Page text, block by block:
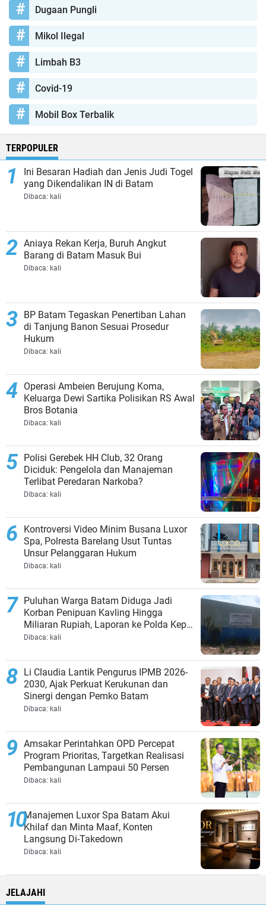
Dugaan Pungli
Mikol Ilegal
Limbah B3
Covid-19
Mobil Box Terbalik
TERPOPULER
Ini Besaran Hadiah dan Jenis Judi Togel
yang Dikendalikan IN di Batam
Dibaca: kali
Aniaya Rekan Kerja, Buruh Angkut
Barang di Batam Masuk Bui
Dibaca: kali
BP Batam Tegaskan Penertiban Lahan
di Tanjung Banon Sesuai Prosedur
Hukum
Dibaca: kali
Operasi Ambeien Berujung Koma,
Keluarga Dewi Sartika Polisikan RS Awal
Bros Botania
Dibaca: kali
Polisi Gerebek HH Club, 32 Orang
Diciduk: Pengelola dan Manajeman
Terlibat Peredaran Narkoba?
Dibaca: kali
Kontroversi Video Minim Busana Luxor
Spa, Polresta Barelang Usut Tuntas
Unsur Pelanggaran Hukum
Dibaca: kali
Puluhan Warga Batam Diduga Jadi
Korban Penipuan Kavling Hingga
Miliaran Rupiah, Laporan ke Polda Kepri
Jalan di Tempat?
Dibaca: kali
Li Claudia Lantik Pengurus IPMB 2026-
2030, Ajak Perkuat Kerukunan dan
Sinergi dengan Pemko Batam
Dibaca: kali
Amsakar Perintahkan OPD Percepat
Program Prioritas, Targetkan Realisasi
Pembangunan Lampaui 50 Persen
Dibaca: kali
Manajemen Luxor Spa Batam Akui
Khilaf dan Minta Maaf, Konten
Langsung Di-Takedown
Dibaca: kali
JELAJAHI